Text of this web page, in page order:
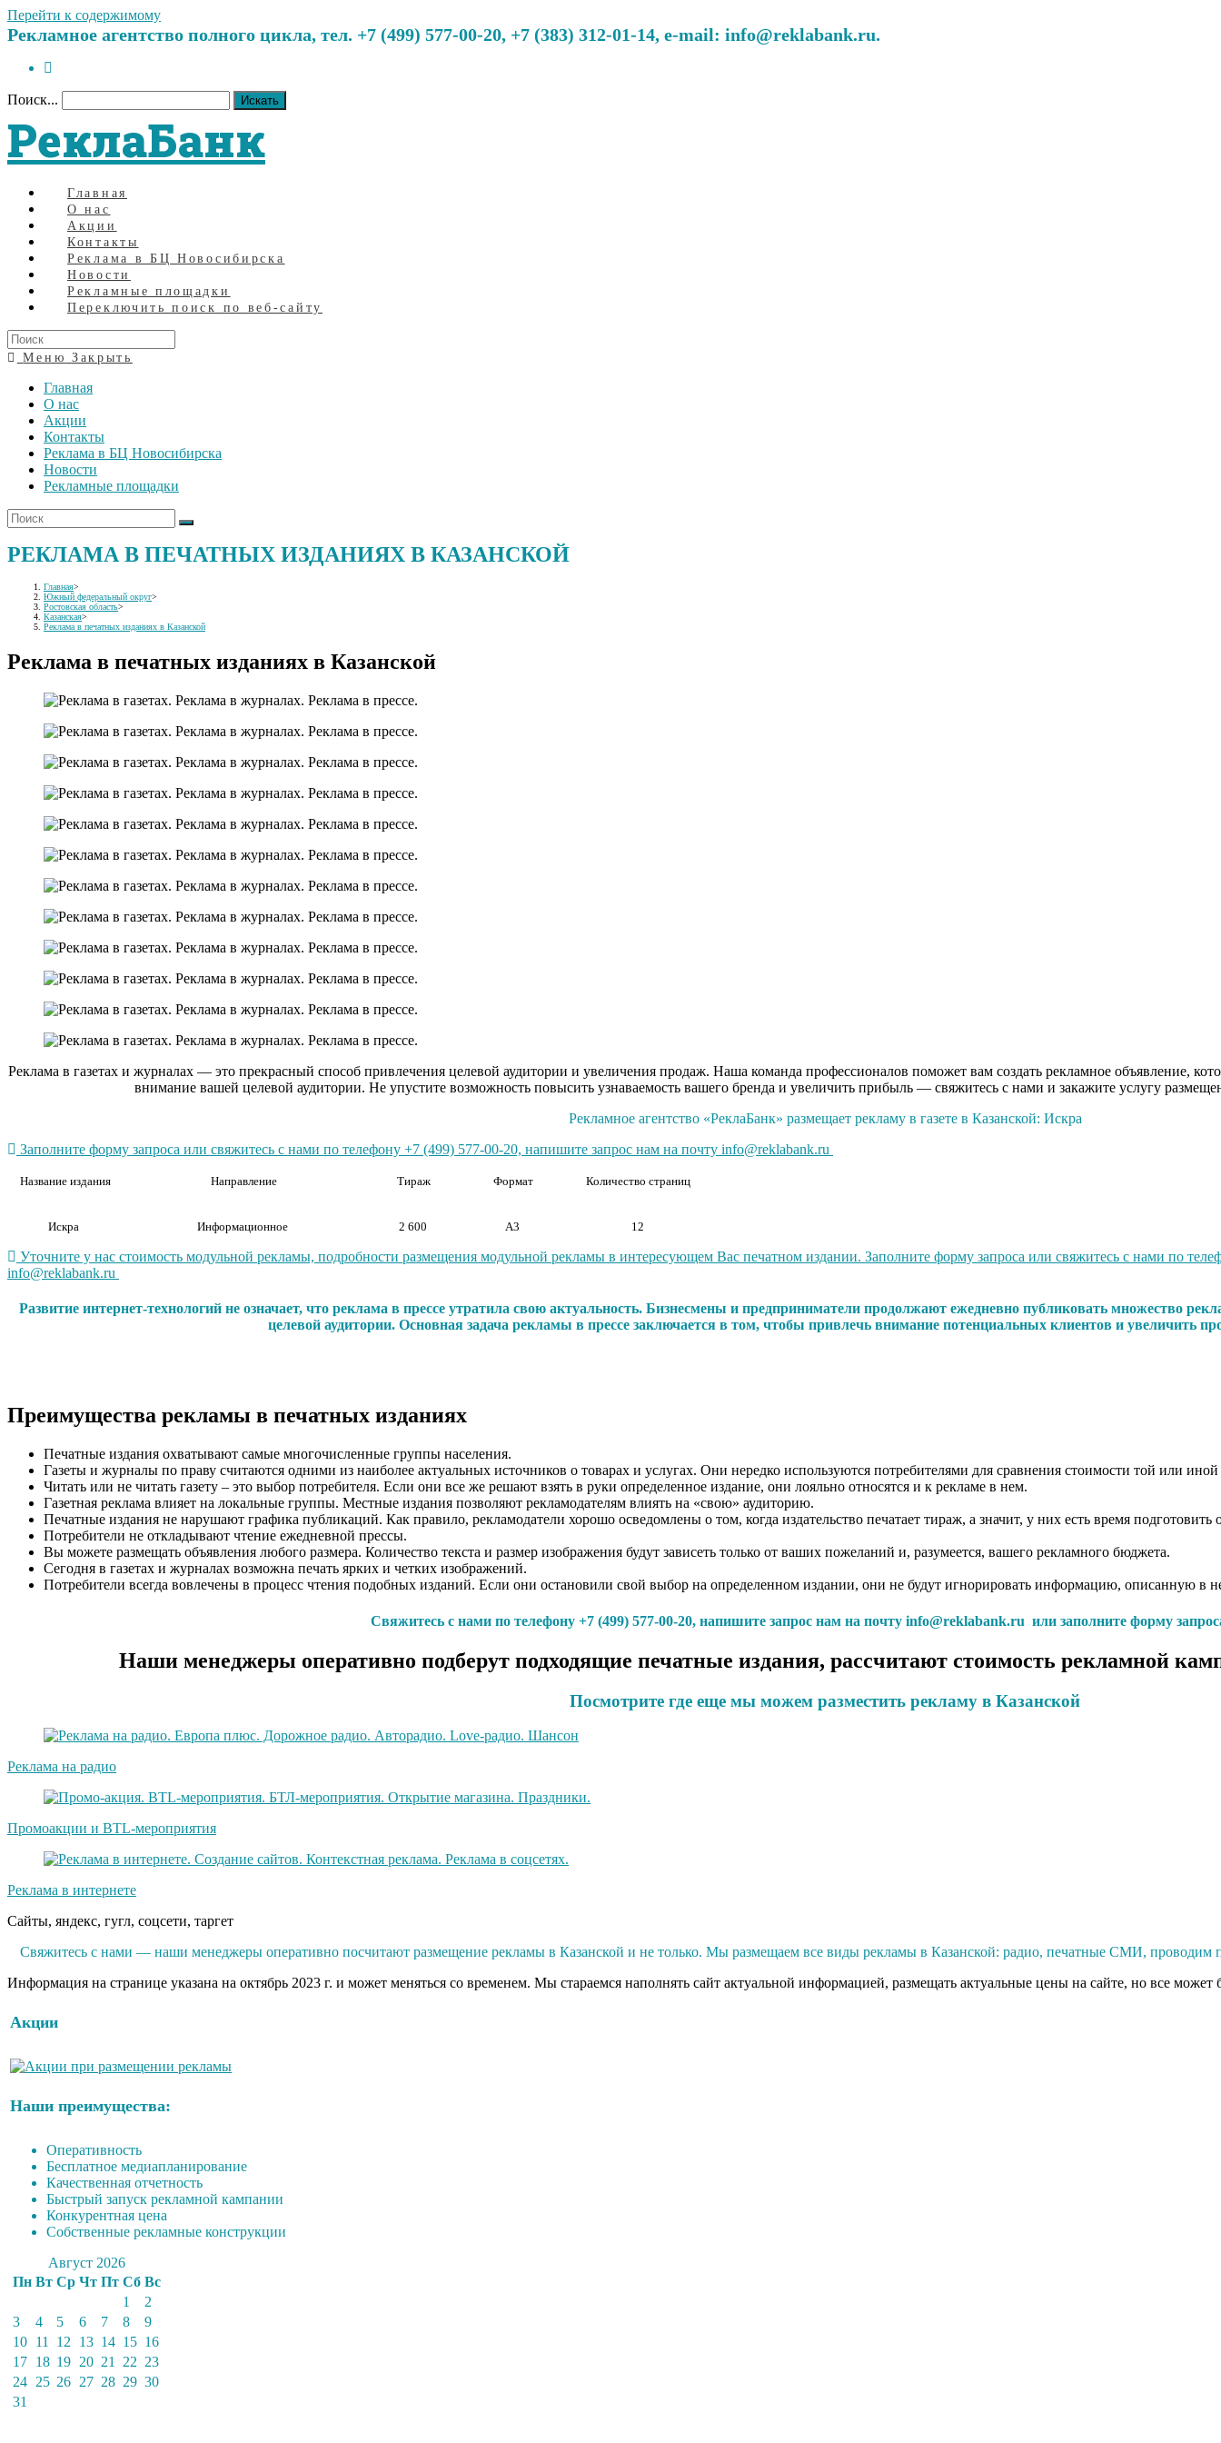
Перейти к содержимому
Рекламное агентство полного цикла, тел. +7 (499) 577-00-20, +7 (383) 312-01-14, e-mail: info@reklabank.ru.
Поиск... Искать
РеклаБанк
Главная
О нас
Акции
Контакты
Реклама в БЦ Новосибирска
Новости
Рекламные площадки
Переключить поиск по веб-сайту
Меню Закрыть
Главная
О нас
Акции
Контакты
Реклама в БЦ Новосибирска
Новости
Рекламные площадки
РЕКЛАМА В ПЕЧАТНЫХ ИЗДАНИЯХ В КАЗАНСКОЙ
Главная>
Южный федеральный округ>
Ростовская область>
Казанская>
Реклама в печатных изданиях в Казанской
Реклама в печатных изданиях в Казанской
Реклама в газетах и журналах — это прекрасный способ привлечения целевой аудитории и увеличения продаж. Наша команда профессионалов поможет вам создать рекламное объявление,
внимание вашей целевой аудитории. Не упустите возможность повысить узнаваемость вашего бренда и увеличить прибыль — свяжитесь с нами и закажите услугу
Рекламное агентство «РеклаБанк» размещает рекламу в газете в Казанской: Искра
Заполните форму запроса или свяжитесь с нами по телефону +7 (499) 577-00-20, напишите запрос нам на почту info@reklabank.ru
Название издания Направление Тираж Формат Количество страниц
Искра Информационное 2 600 А3 12
Уточните у нас стоимость модульной рекламы, подробности размещения модульной рекламы в интересующем Вас печатном издании. Заполните форму запроса или свяжитесь с нами по
info@reklabank.ru
Развитие интернет-технологий не означает, что реклама в прессе утратила свою актуальность. Бизнесмены и предприниматели продолжают ежедневно публиковать множество
целевой аудитории. Основная задача рекламы в прессе заключается в том, чтобы привлечь внимание потенциальных клиентов и увеличить
Преимущества рекламы в печатных изданиях
Печатные издания охватывают самые многочисленные группы населения.
Газеты и журналы по праву считаются одними из наиболее актуальных источников о товарах и услугах. Они нередко используются потребителями для сравнения стоимости той или
Читать или не читать газету – это выбор потребителя. Если они все же решают взять в руки определенное издание, они лояльно относятся и к рекламе в нем.
Газетная реклама влияет на локальные группы. Местные издания позволяют рекламодателям влиять на «свою» аудиторию.
Печатные издания не нарушают графика публикаций. Как правило, рекламодатели хорошо осведомлены о том, когда издательство печатает тираж, а значит, у них есть время подготовить
Потребители не откладывают чтение ежедневной прессы.
Вы можете размещать объявления любого размера. Количество текста и размер изображения будут зависеть только от ваших пожеланий и, разумеется, вашего рекламного бюджета.
Сегодня в газетах и журналах возможна печать ярких и четких изображений.
Потребители всегда вовлечены в процесс чтения подобных изданий. Если они остановили свой выбор на определенном издании, они не будут игнорировать информацию, описанную в
Свяжитесь с нами по телефону +7 (499) 577-00-20, напишите запрос нам на почту info@reklabank.ru или заполните форму
Наши менеджеры оперативно подберут подходящие печатные издания, рассчитают стоимость рекламной
Посмотрите где еще мы можем разместить рекламу в Казанской
Реклама на радио
Промоакции и BTL-мероприятия
Реклама в интернете
Сайты, яндекс, гугл, соцсети, таргет
Свяжитесь с нами — наши менеджеры оперативно посчитают размещение рекламы в Казанской и не только. Мы размещаем все виды рекламы в Казанской: радио, печатные СМИ, проводим
Информация на странице указана на октябрь 2023 г. и может меняться со временем. Мы стараемся наполнять сайт актуальной информацией, размещать актуальные цены на сайте, но все
Акции
Наши преимущества:
Оперативность
Бесплатное медиапланирование
Качественная отчетность
Быстрый запуск рекламной кампании
Конкурентная цена
Собственные рекламные конструкции
Август 2026
Пн Вт Ср Чт Пт Сб Вс
1
2
3
4 5 6 7 8
9
10 11 12 13 14 15 16
17 18 19 20 21 22 23
24 25 26 27 28 29 30
31